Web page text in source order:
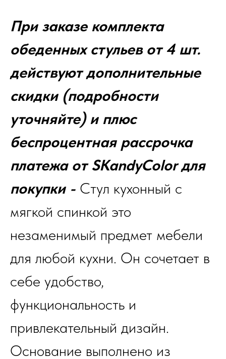
При заказе комплекта
обеденных стульев от 4 шт.
действуют дополнительные
скидки (подробности
уточняйте) и плюс
беспроцентная рассрочка
платежа от SKandyColor для
покупки - Стул кухонный с
мягкой спинкой это
незаменимый предмет мебели
для любой кухни. Он сочетает в
себе удобство,
функциональность и
привлекательный дизайн.
Основание выполнено из